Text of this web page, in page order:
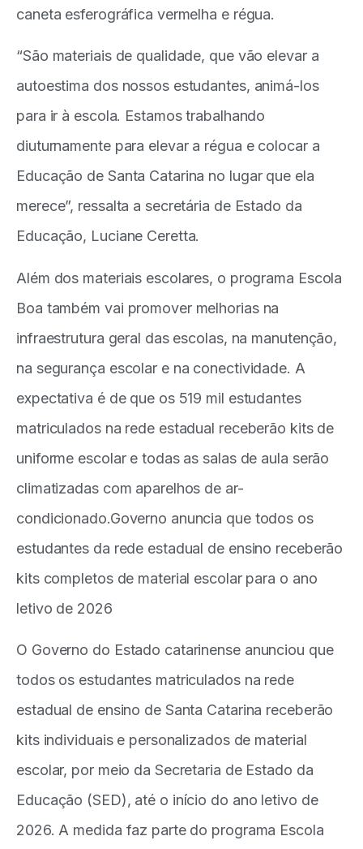
caneta esferográfica vermelha e régua.
“São materiais de qualidade, que vão elevar a
autoestima dos nossos estudantes, animá-los
para ir à escola. Estamos trabalhando
diuturnamente para elevar a régua e colocar a
Educação de Santa Catarina no lugar que ela
merece”, ressalta a secretária de Estado da
Educação, Luciane Ceretta.
Além dos materiais escolares, o programa Escola
Boa também vai promover melhorias na
infraestrutura geral das escolas, na manutenção,
na segurança escolar e na conectividade. A
expectativa é de que os 519 mil estudantes
matriculados na rede estadual receberão kits de
uniforme escolar e todas as salas de aula serão
climatizadas com aparelhos de ar-
condicionado.Governo anuncia que todos os
estudantes da rede estadual de ensino receberão
kits completos de material escolar para o ano
letivo de 2026
O Governo do Estado catarinense anunciou que
todos os estudantes matriculados na rede
estadual de ensino de Santa Catarina receberão
kits individuais e personalizados de material
escolar, por meio da Secretaria de Estado da
Educação (SED), até o início do ano letivo de
2026. A medida faz parte do programa Escola